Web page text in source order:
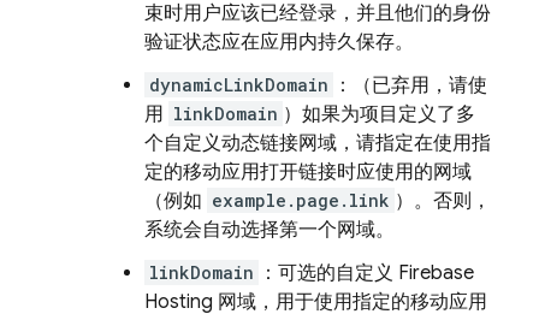
束时用户应该已经登录，并且他们的身份
验证状态应在应用内持久保存。
dynamicLinkDomain
：（已弃用，请使
用 linkDomain ）如果为项目定义了多
个自定义动态链接网域，请指定在使用指
定的移动应用打开链接时应使用的网域
（例如 example.page.link ）。否则，
系统会自动选择第一个网域。
linkDomain
：可选的自定义 Firebase
Hosting 网域，用于使用指定的移动应用